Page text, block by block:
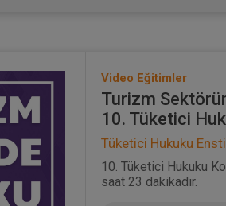
Video Eğitimler
Turizm
10. Tüketici
Tüketici Hukuku
10. Tüketici Hukuku
saat 23 dakikadır.